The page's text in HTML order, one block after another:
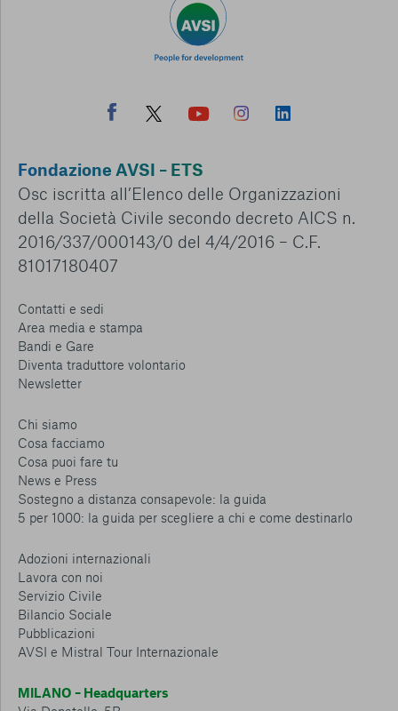
Fondazione AVSI – ETS
Osc iscritta all’Elenco delle Organizzazioni
della Società Civile secondo decreto AICS n.
2016/337/000143/0 del 4/4/2016 – C.F.
81017180407
Contatti e sedi
Area media e stampa
Bandi e Gare
Diventa traduttore volontario
Newsletter
Chi siamo
Cosa facciamo
Cosa puoi fare tu
News e Press
Sostegno a distanza consapevole: la guida
5 per 1000: la guida per scegliere a chi e come destinarlo
Adozioni internazionali
Lavora con noi
Servizio Civile
Bilancio Sociale
Pubblicazioni
AVSI e Mistral Tour Internazionale
MILANO – Headquarters